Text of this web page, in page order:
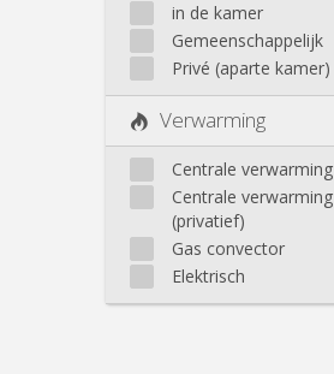
in de kamer
Gemeenschappelijk
Privé (aparte kamer)
Verwarming
Centrale verwarming
Centrale verwarming
(privatief)
Gas convector
Elektrisch